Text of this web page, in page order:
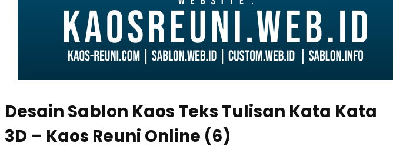
Desain Sablon Kaos Teks Tulisan Kata Kata
3D – Kaos Reuni Online (6)